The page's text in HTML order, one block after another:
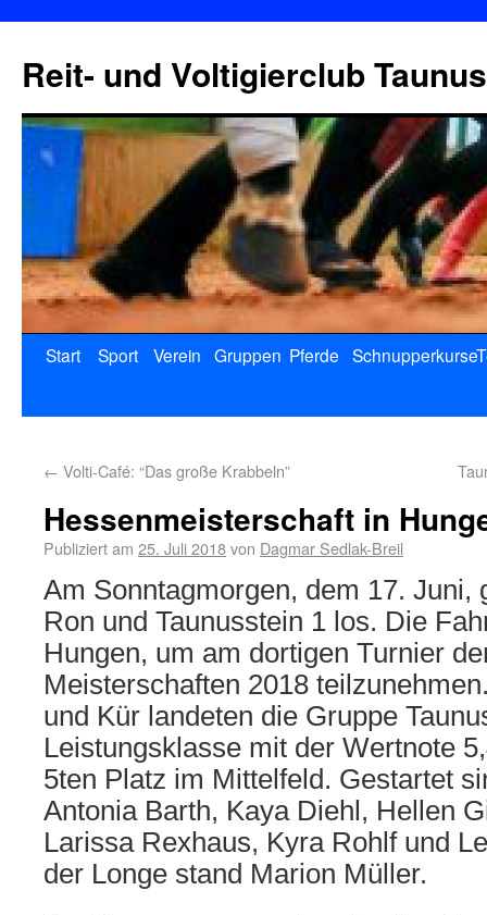
Reit- und Voltigierclub
Start Sport Verein Gruppen Pferde Schnupperkurse
← Volti-Café: “Das große Krabbeln”
Hessenmeisterschaft in
Publiziert am 25. Juli 2018von Dagmar Sedlak-Breil
Am Sonntagmorgen, dem 17. Juni,
Ron und Taunusstein 1 los. Die
Hungen, um am dortigen Turnier
Meisterschaften 2018
und Kür landeten die Gruppe
Leistungsklasse mit der Wertnote
5ten Platz im Mittelfeld. Gestartet
Antonia Barth, Kaya Diehl, Hellen
Larissa Rexhaus, Kyra Rohlf und
der Longe stand Marion Müller.